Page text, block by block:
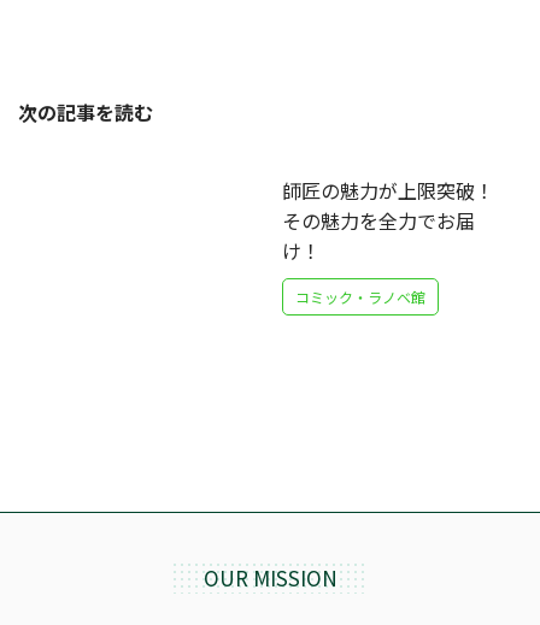
次の記事を読む
師匠の魅力が上限突破！
その魅力を全力でお届
け！
コミック・ラノベ館
OUR MISSION